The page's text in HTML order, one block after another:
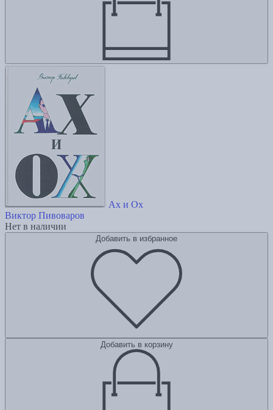
Ах и Ох
Виктор Пивоваров
Нет в наличии
Добавить в избранное
Добавить в корзину